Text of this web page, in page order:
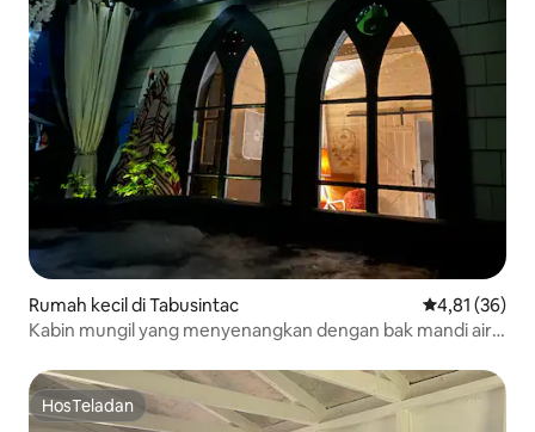
Rumah kecil di Tabusintac Nilai rata-rata
4,81 (36)
Kabin mungil yang menyenangkan dengan bak mandi air
HosTeladan
HosTeladan